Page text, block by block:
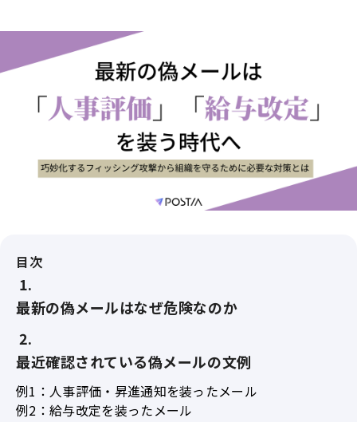
目次
最新の偽メールはなぜ危険なのか
最近確認されている偽メールの文例
例1：人事評価・昇進通知を装ったメール
例2：給与改定を装ったメール